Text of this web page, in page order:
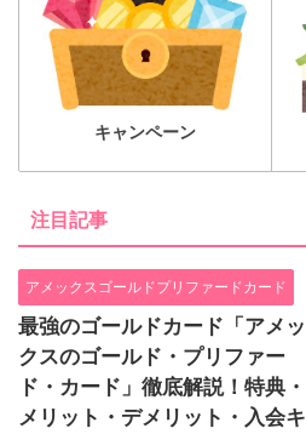
キャンペーン
注目記事
アメックスゴールドプリファードカード
最強のゴールドカード「アメッ
クスのゴールド・プリファー
ド・カード」徹底解説！特典・
メリット・デメリット・入会キ